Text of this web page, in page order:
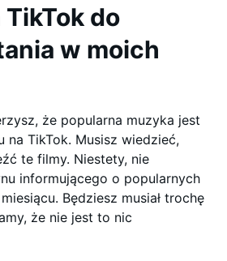
do
w moich
że popularna muzyka jest
na TikTok. Musisz wiedzieć,
te filmy. Niestety, nie
informującego o popularnych
Będziesz musiał trochę
że nie jest to nic